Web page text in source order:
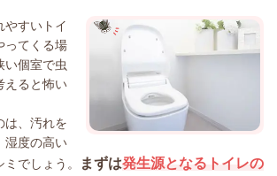
やすいトイ
ってくる場
い個室で虫
えると怖い
は、汚れを
湿度の高い
でしょう。
まずは発生源となるトイレの